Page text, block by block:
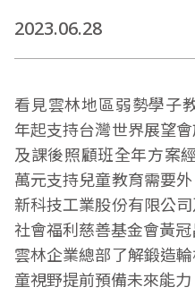
2023.06.28
看見雲林地區弱勢學子
年起支持台灣世界展望
及課後照顧班全年方案
萬元支持兒童教育需要
新科技工業股份有限公
社會福利慈善基金會黃
雲林企業總部了解鍛造
童視野提前預備未來能力